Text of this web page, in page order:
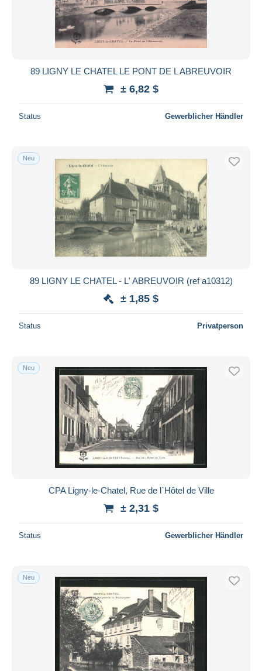
89 LIGNY LE CHATEL LE PONT DE L ABREUVOIR
± 6,82 $
Status Gewerblicher Händler
Neu
89 LIGNY LE CHATEL - L' ABREUVOIR (ref a10312)
± 1,85 $
Status Privatperson
Neu
CPA Ligny-le-Chatel, Rue de l`Hôtel de Ville
± 2,31 $
Status Gewerblicher Händler
Neu